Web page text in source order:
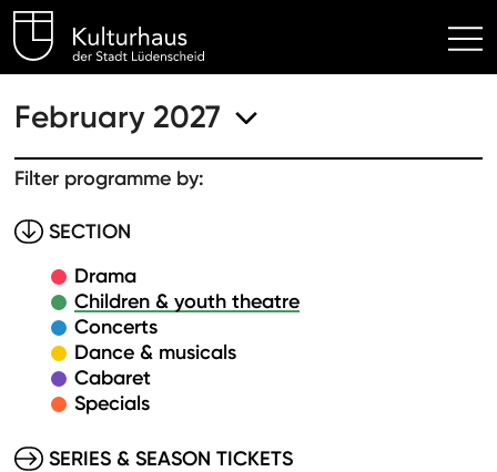
Kulturhaus Lüdenscheid
February 2027
Filter programme by:
SECTION
Drama
Children & youth theatre
Concerts
Dance & musicals
Cabaret
Specials
SERIES & SEASON TICKETS